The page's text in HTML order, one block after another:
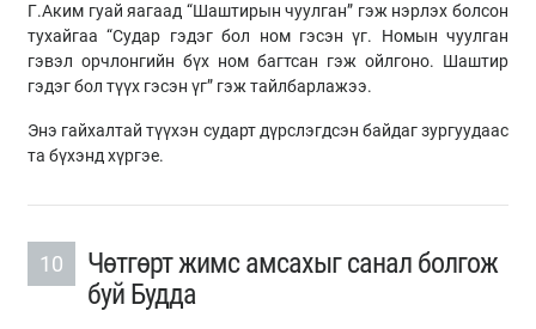
Г.Аким гуай яагаад “Шаштирын чуулган” гэж нэрлэх болсон
тухайгаа “Судар гэдэг бол ном гэсэн үг. Номын чуулган
гэвэл орчлонгийн бүх ном багтсан гэж ойлгоно. Шаштир
гэдэг бол түүх гэсэн үг” гэж тайлбарлажээ.
Энэ гайхалтай түүхэн сударт дүрслэгдсэн байдаг зургуудаас
та бүхэнд хүргэе.
10
Чөтгөрт жимс амсахыг санал болгож
буй Будда